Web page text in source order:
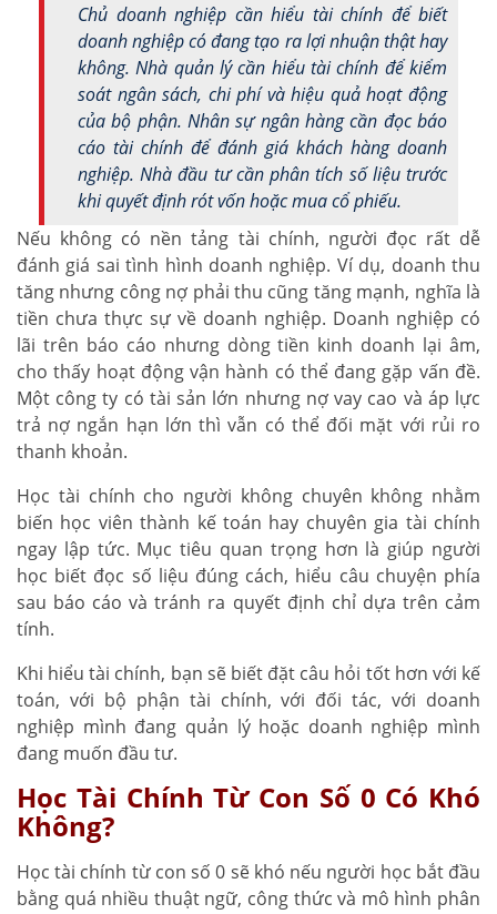
Chủ doanh nghiệp cần hiểu tài chính để biết
doanh nghiệp có đang tạo ra lợi nhuận thật hay
không. Nhà quản lý cần hiểu tài chính để kiểm
soát ngân sách, chi phí và hiệu quả hoạt động
của bộ phận. Nhân sự ngân hàng cần đọc báo
cáo tài chính để đánh giá khách hàng doanh
nghiệp. Nhà đầu tư cần phân tích số liệu trước
khi quyết định rót vốn hoặc mua cổ phiếu.
Nếu không có nền tảng tài chính, người đọc rất dễ
đánh giá sai tình hình doanh nghiệp. Ví dụ, doanh thu
tăng nhưng công nợ phải thu cũng tăng mạnh, nghĩa là
tiền chưa thực sự về doanh nghiệp. Doanh nghiệp có
lãi trên báo cáo nhưng dòng tiền kinh doanh lại âm,
cho thấy hoạt động vận hành có thể đang gặp vấn đề.
Một công ty có tài sản lớn nhưng nợ vay cao và áp lực
trả nợ ngắn hạn lớn thì vẫn có thể đối mặt với rủi ro
thanh khoản.
Học tài chính cho người không chuyên không nhằm
biến học viên thành kế toán hay chuyên gia tài chính
ngay lập tức. Mục tiêu quan trọng hơn là giúp người
học biết đọc số liệu đúng cách, hiểu câu chuyện phía
sau báo cáo và tránh ra quyết định chỉ dựa trên cảm
tính.
Khi hiểu tài chính, bạn sẽ biết đặt câu hỏi tốt hơn với kế
toán, với bộ phận tài chính, với đối tác, với doanh
nghiệp mình đang quản lý hoặc doanh nghiệp mình
đang muốn đầu tư.
Học Tài Chính Từ Con Số 0 Có Khó
Không?
Học tài chính từ con số 0 sẽ khó nếu người học bắt đầu
bằng quá nhiều thuật ngữ, công thức và mô hình phân